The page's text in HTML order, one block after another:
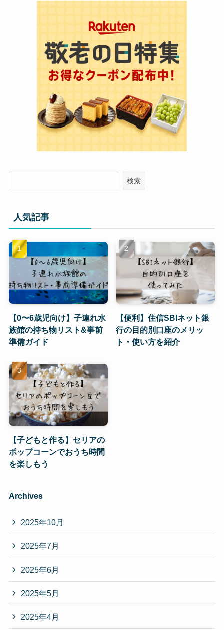
検索
人気記事
【0〜6歳児向け】子連れ水
族館の持ち物リスト&事前
準備ガイド
【便利】住信SBIネット銀
行の目的別口座のメリッ
ト・使い方を紹介
【子どもと作る】セリアの
ポップコーンでおうち時間
を楽しもう
Archives
2025年10月
2025年7月
2025年6月
2025年5月
2025年4月